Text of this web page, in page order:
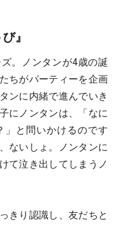
』
。ノンタンが4歳の誕
ちがパーティーを企画
ンに内緒で進んでいき
にノンタンは、「なに
」と問いかけるのです
ないしょ。ノンタンに
て泣き出してしまうノ
きり認識し、友だちと